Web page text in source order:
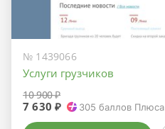
№ 1439066
Услуги грузчиков
10 900 ₽
7 630 ₽ 305 баллов Плюса